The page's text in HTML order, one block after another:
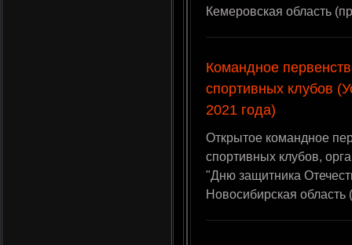
Кемеровская область
Командное
спортивных клубов
2021 года)
Открытое командное
спортивных клубов,
"Дню защитника
Новосибирская